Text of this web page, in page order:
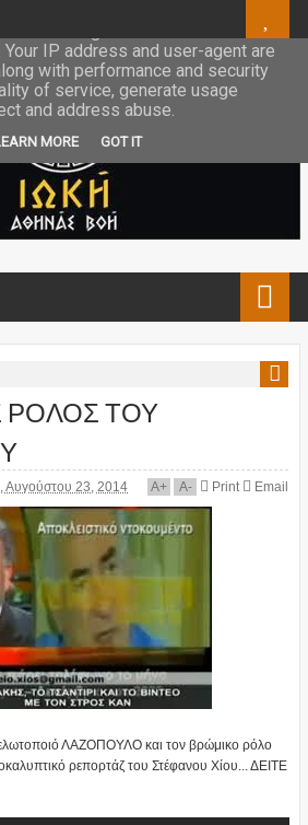
ΡΟΛΟΣ ΤΟΥ
Αυγούστου 23, 2014 A+ A- Print Email
ΛΑΖΟΠΟΥΛΟ και τον βρώμικο ρόλο
ρεπορτάζ του Στέφανου Χίου... ΔΕΙΤΕ
from Google to deliver its services
IP address and user-agent are
with performance and security
of service, generate usage
and address abuse.
MORE GOT IT